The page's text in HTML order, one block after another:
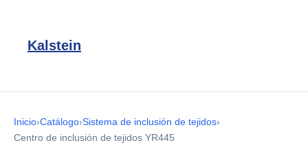
Kalstein
Inicio›Catálogo›Sistema de inclusión de tejidos›
Centro de inclusión de tejidos YR445